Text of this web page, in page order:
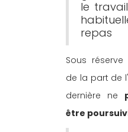
le
repas
Sous
de la part de
dernière ne
être